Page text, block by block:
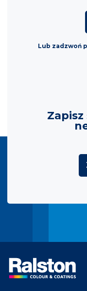
Lub zadzwoń